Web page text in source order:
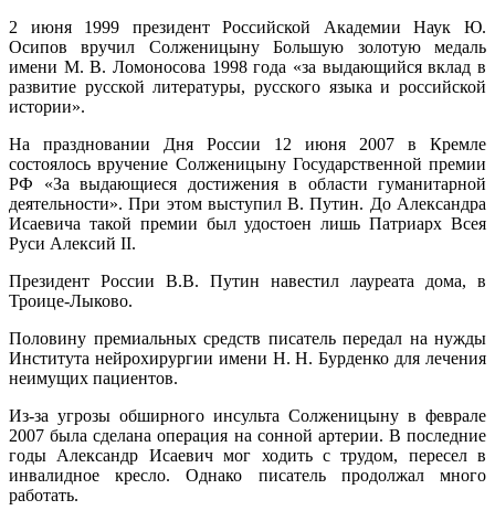
2 июня 1999 президент Российской Академии Наук Ю.
Осипов вручил Солженицыну Большую золотую медаль
имени М. В. Ломоносова 1998 года «за выдающийся вклад в
развитие русской литературы, русского языка и российской
истории».
На праздновании Дня России 12 июня 2007 в Кремле
состоялось вручение Солженицыну Государственной премии
РФ «За выдающиеся достижения в области гуманитарной
деятельности». При этом выступил В. Путин. До Александра
Исаевича такой премии был удостоен лишь Патриарх Всея
Руси Алексий II.
Президент России В.В. Путин навестил лауреата дома, в
Троице-Лыково.
Половину премиальных средств писатель передал на нужды
Института нейрохирургии имени Н. Н. Бурденко для лечения
неимущих пациентов.
Из-за угрозы обширного инсульта Солженицыну в феврале
2007 была сделана операция на сонной артерии. В последние
годы Александр Исаевич мог ходить с трудом, пересел в
инвалидное кресло. Однако писатель продолжал много
работать.